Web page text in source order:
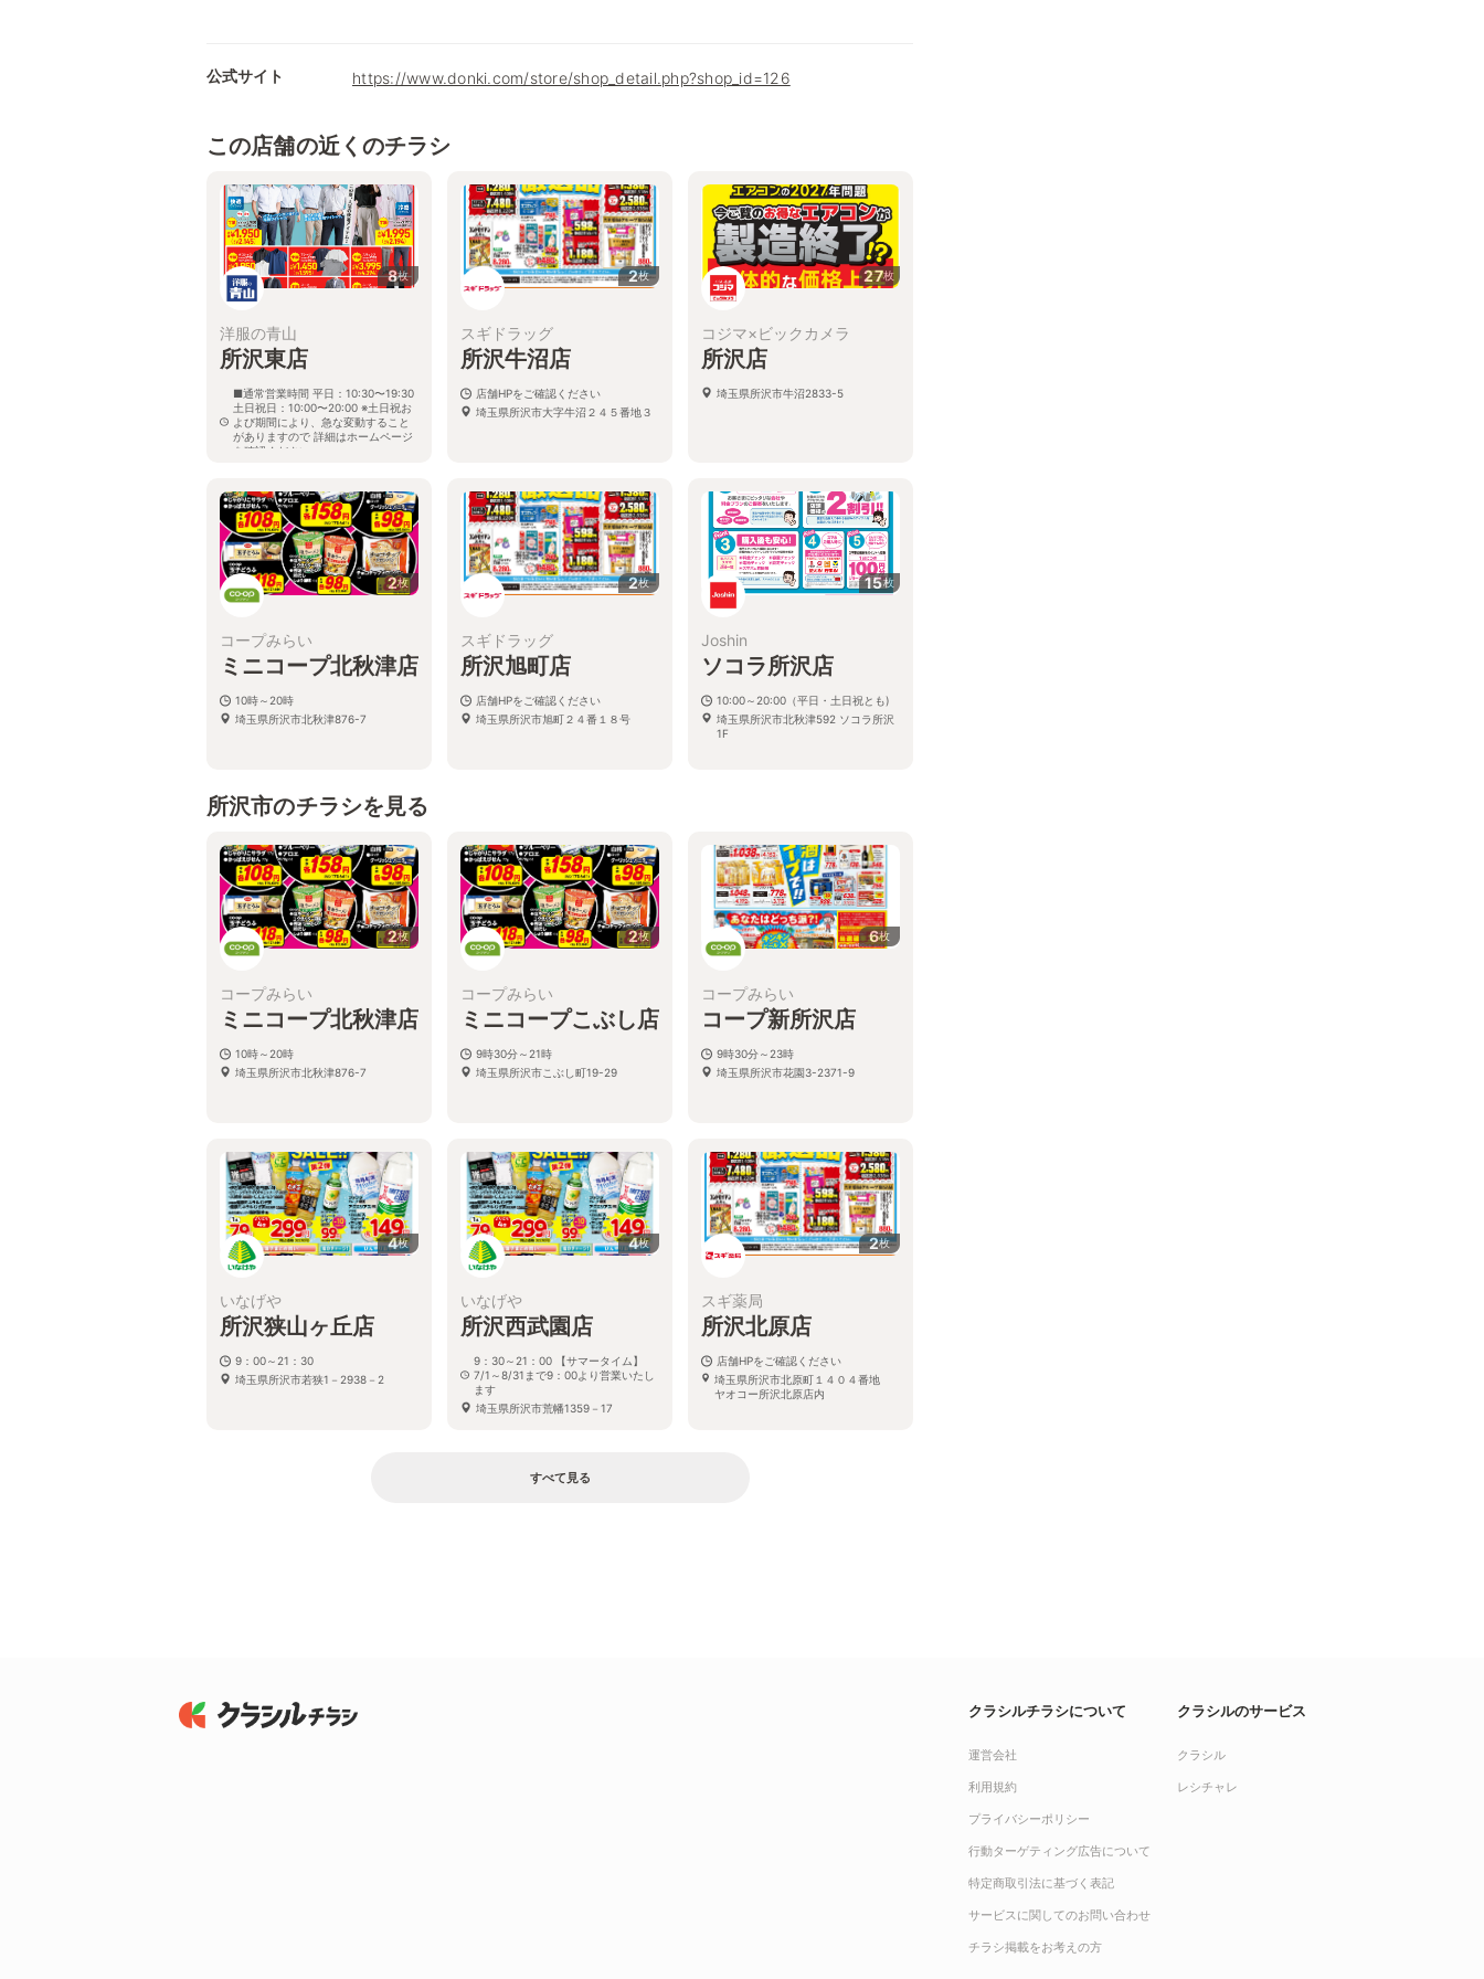
公式サイト https://www.donki.com/store/shop_detail.php?shop_id=126
この店舗の近くのチラシ
8枚
洋服の青山
所沢東店
■通常営業時間 平日：10:30〜19:30
土日祝日：10:00〜20:00 ※土日祝お
よび期間により、急な変動すること
がありますので 詳細はホームページ
を確認ください
2枚
スギドラッグ
所沢牛沼店
店舗HPをご確認ください
埼玉県所沢市大字牛沼２４５番地３
27枚
コジマ×ビックカメラ
所沢店
埼玉県所沢市牛沼2833-5
2枚
コープみらい
ミニコープ北秋津店
10時～20時
埼玉県所沢市北秋津876-7
2枚
スギドラッグ
所沢旭町店
店舗HPをご確認ください
埼玉県所沢市旭町２４番１８号
15枚
Joshin
ソコラ所沢店
10:00～20:00（平日・土日祝とも)
埼玉県所沢市北秋津592 ソコラ所沢
1F
所沢市のチラシを見る
2枚
コープみらい
ミニコープ北秋津店
10時～20時
埼玉県所沢市北秋津876-7
2枚
コープみらい
ミニコープこぶし店
9時30分～21時
埼玉県所沢市こぶし町19-29
6枚
コープみらい
コープ新所沢店
9時30分～23時
埼玉県所沢市花園3-2371-9
4枚
いなげや
所沢狭山ヶ丘店
9：00～21：30
埼玉県所沢市若狭1－2938－2
4枚
いなげや
所沢西武園店
9：30～21：00 【サマータイム】
7/1～8/31まで9：00より営業いたし
ます
埼玉県所沢市荒幡1359－17
2枚
スギ薬局
所沢北原店
店舗HPをご確認ください
埼玉県所沢市北原町１４０４番地
ヤオコー所沢北原店内
すべて見る
クラシルチラシについて
運営会社
利用規約
プライバシーポリシー
行動ターゲティング広告について
特定商取引法に基づく表記
サービスに関してのお問い合わせ
チラシ掲載をお考えの方
クラシルのサービス
クラシル
レシチャレ